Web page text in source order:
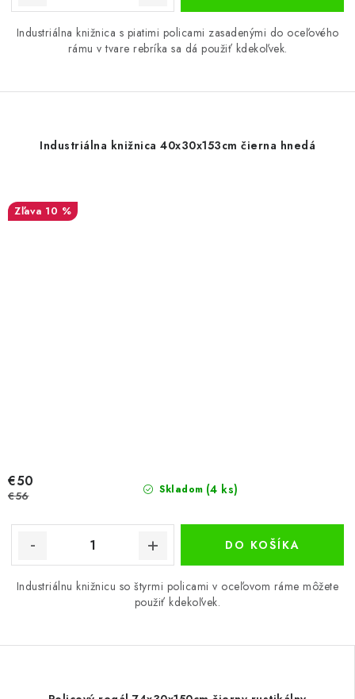
Industriálna knižnica s piatimi policami zasadenými do oceľového
rámu v tvare rebríka sa dá použiť kdekoľvek.
Industriálna knižnica 40x30x153cm čierna hnedá
10 %
Skladom (4 ks)
€50
€56
DO KOŠÍKA
Industriálnu knižnicu so štyrmi policami v oceľovom ráme môžete
použiť kdekoľvek.